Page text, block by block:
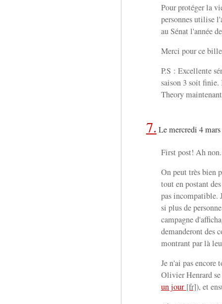
Pour protéger la
personnes utilise
au Sénat l'année
Merci pour ce
P.S : Excellente
saison 3 soit finie.
Theory
7. Le mercredi 4
First post! Ah
On peut très bien
tout en postant
pas incompatible.
si plus de
campagne
demanderont des
montrant par là
Je n'ai pas encore
Olivier Henrard
un jour
), et